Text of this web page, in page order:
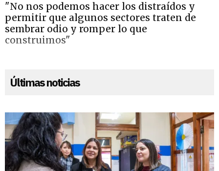
"No nos podemos hacer los distraídos y
permitir que algunos sectores traten de
sembrar odio y romper lo que
construimos"
Últimas noticias